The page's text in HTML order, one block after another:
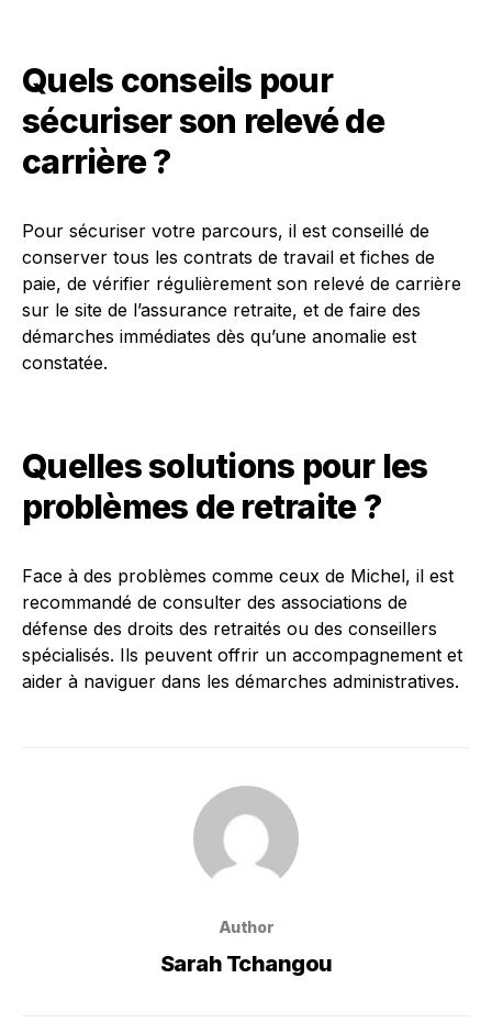
Quels conseils pour
sécuriser son relevé de
carrière ?
Pour sécuriser votre parcours, il est conseillé de
conserver tous les contrats de travail et fiches de
paie, de vérifier régulièrement son relevé de carrière
sur le site de l’assurance retraite, et de faire des
démarches immédiates dès qu’une anomalie est
constatée.
Quelles solutions pour les
problèmes de retraite ?
Face à des problèmes comme ceux de Michel, il est
recommandé de consulter des associations de
défense des droits des retraités ou des conseillers
spécialisés. Ils peuvent offrir un accompagnement et
aider à naviguer dans les démarches administratives.
Author
Sarah Tchangou